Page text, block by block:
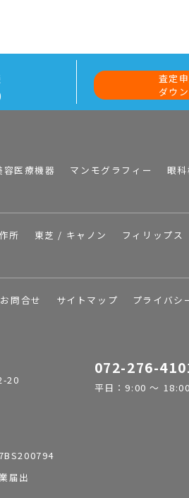
査定
ダウ
容医療機器 マンモグラフィー
眼
所 東芝 / キャノン フィリップス
お問合せ サイトマップ プライバシ
20
072-276-
平日：9:00 ～ 18:00
届出